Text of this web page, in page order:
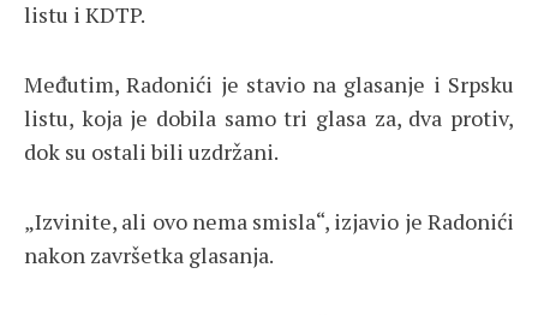
listu i KDTP.
Međutim, Radonići je stavio na glasanje i Srpsku
listu, koja je dobila samo tri glasa za, dva protiv,
dok su ostali bili uzdržani.
„Izvinite, ali ovo nema smisla“, izjavio je Radonići
nakon završetka glasanja.